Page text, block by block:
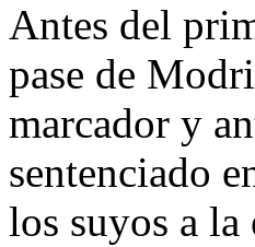
Antes del
pase de
marcador y
sentenciado
los suyos a